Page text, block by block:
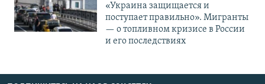
«Украина защищается и
поступает правильно». Мигранты
— о топливном кризисе в России
и его последствиях